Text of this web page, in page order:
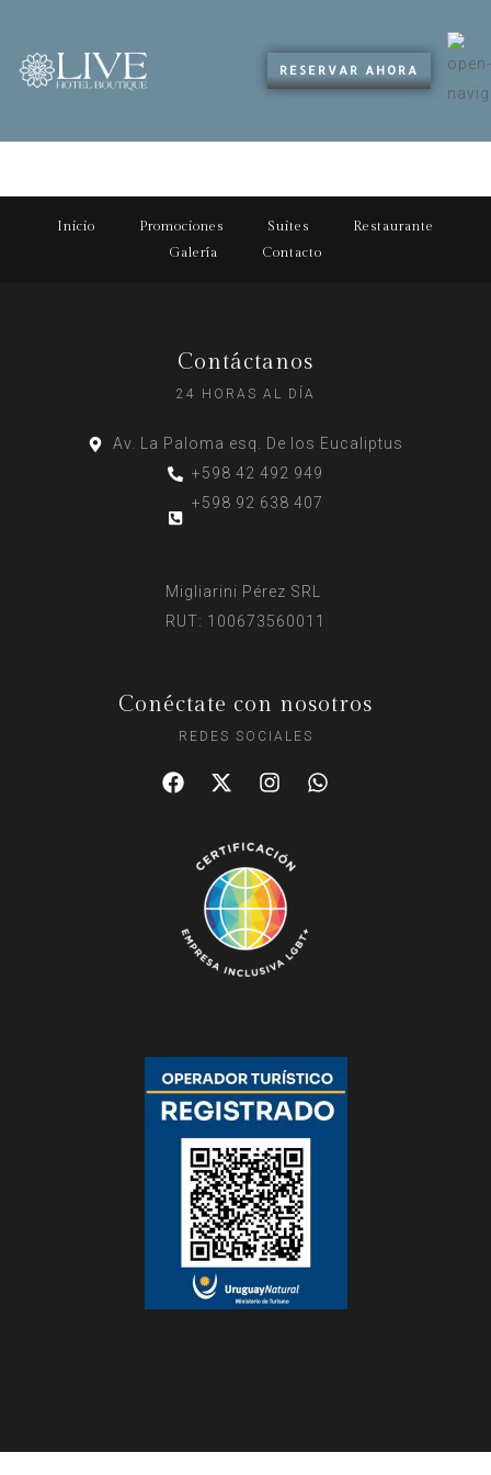
RESERVAR AHORA
Inicio Promociones Suites
Restaurante
Galería
Contacto
Contáctanos
24 HORAS AL DÍA
Av. La Paloma esq. De los Eucaliptus
+598 42 492 949
+598 92 638 407
Migliarini Pérez SRL
RUT: 100673560011
Conéctate con nosotros
REDES SOCIALES